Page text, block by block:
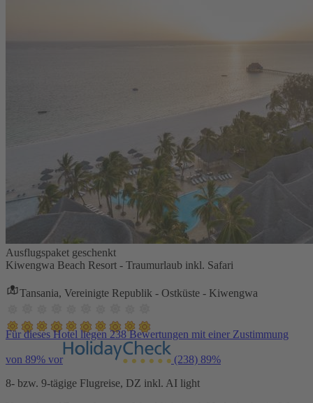
Ausflugspaket geschenkt
Kiwengwa Beach Resort - Traumurlaub inkl. Safari
Tansania, Vereinigte Republik - Ostküste - Kiwengwa
Für dieses Hotel liegen 238 Bewertungen mit einer Zustimmung
von 89% vor (238) 89%
8- bzw. 9-tägige Flugreise, DZ inkl. AI light